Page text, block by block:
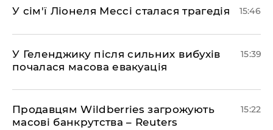
У сім'ї Ліонеля Мессі сталася трагедія 15:46
У Геленджику після сильних вибухів
почалася масова евакуація
15:39
Продавцям Wildberries загрожують
масові банкрутства – Reuters
15:22